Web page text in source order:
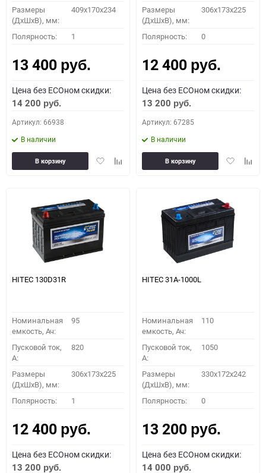
Размеры
(ДхШхВ), мм:
409x170x234
Полярность: 1
13 400 руб.
Цена без ECOном скидки:
14 200 руб.
Артикул: 66938
В наличии
ДобавитьДобавить
В корзину
Размеры
(ДхШхВ), мм:
306x173x225
Полярность: 0
12 400 руб.
Цена без ECOном скидки:
13 200 руб.
Артикул: 67285
В наличии
Добавить
В корзину
HITEC 130D31R
Номинальная
емкость, Ач:
95
Пусковой ток,
A:
820
Размеры
(ДхШхВ), мм:
306x173x225
Полярность: 1
12 400 руб.
Цена без ECOном скидки:
13 200 руб.
HITEC 31A-1000L
Номинальная
емкость, Ач:
110
Пусковой ток,
A:
1050
Размеры
(ДхШхВ), мм:
330x172x242
Полярность: 0
13 200 руб.
Цена без ECOном скидки:
14 000 руб.